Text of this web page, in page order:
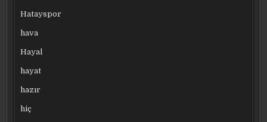
Hatayspor
hava
Hayal
hayat
hazır
hiç